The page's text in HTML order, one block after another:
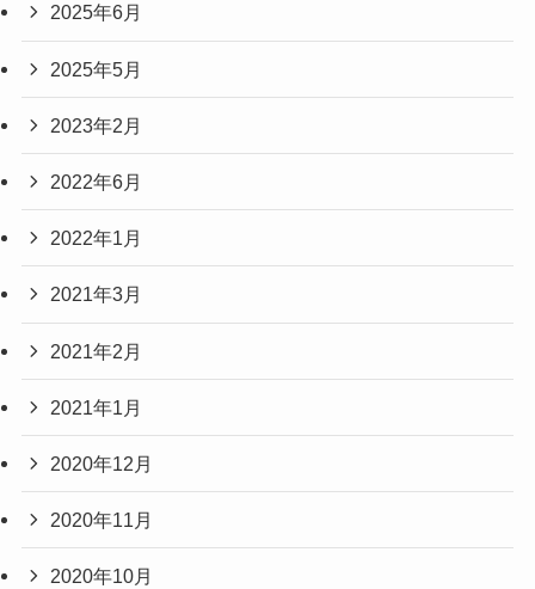
2025年6月
2025年5月
2023年2月
2022年6月
2022年1月
2021年3月
2021年2月
2021年1月
2020年12月
2020年11月
2020年10月